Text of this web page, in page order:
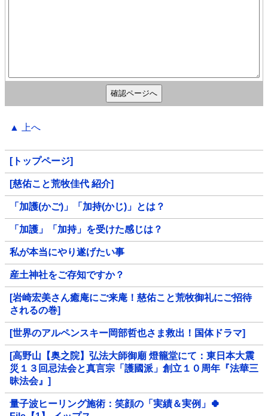
▲ 上へ
[トップページ]
[慈佑こと荒牧佳代 紹介]
「加護(かご)」「加持(かじ)」とは？
「加護」「加持」を受けた感じは？
私が本当にやり遂げたい事
産土神社をご存知ですか？
[岩崎宏美さん癒庵にご来庵！慈佑こと荒牧御礼にご招待
されるの巻]
[世界のアルペンスキー岡部哲也さま救出！国体ドラマ]
[高野山【奥之院】弘法大師御廟 燈籠堂にて：東日本大震
災１３回忌法会と真言宗「護國派」創立１０周年『法華三
昧法会』]
量子波ヒーリング施術：笑顔の「実績＆実例」🍀